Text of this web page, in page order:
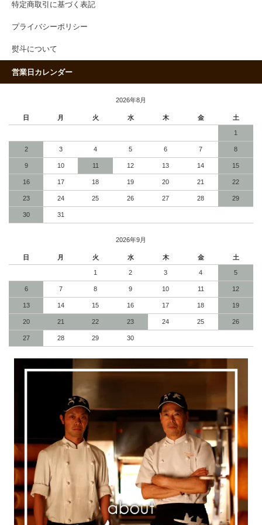
特定商取引に基づく表記
プライバシーポリシー
熨斗について
営業日カレンダー
2026年8月
日 月 火 水 木 金 土
1
2 3 4 5 6 7 8
9 10 11 12 13 14 15
16 17 18 19 20 21 22
23 24 25 26 27 28 29
30 31
2026年9月
日 月 火 水 木 金 土
1 2 3 4 5
6 7 8 9 10 11 12
13 14 15 16 17 18 19
20 21 22 23 24 25 26
27 28 29 30